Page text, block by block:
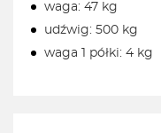
waga: 47 kg
udźwig: 500 kg
waga 1 półki: 4 kg